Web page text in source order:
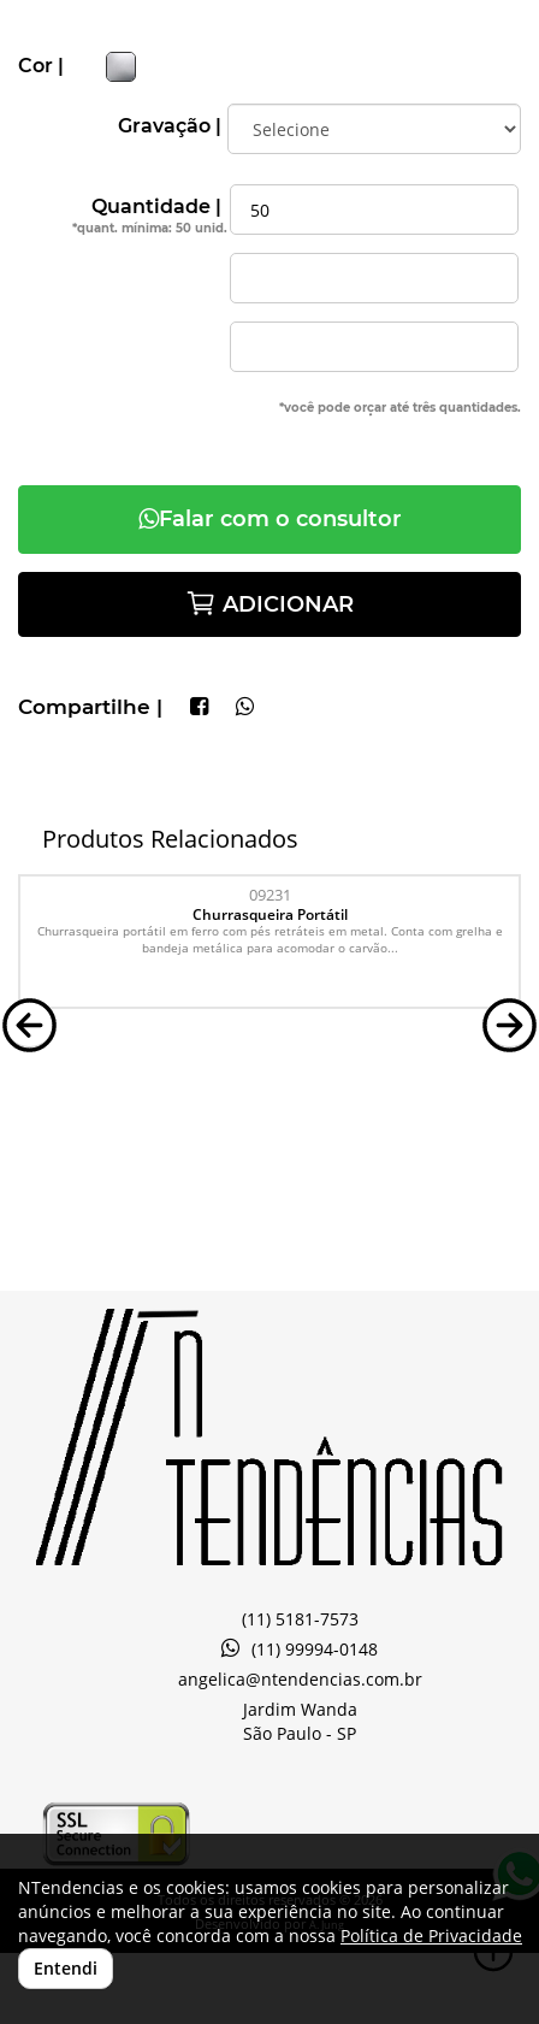
Cor |
Gravação |
Quantidade |
*quant. mínima: 50 unid.
*você pode orçar até três quantidades.
Falar com o consultor
ADICIONAR
Compartilhe |
Produtos Relacionados
09231
Churrasqueira Portátil
Churrasqueira portátil em ferro com pés retráteis em metal. Conta com grelha e
bandeja metálica para acomodar o carvão...
(11) 5181-7573
(11) 99994-0148
angelica@ntendencias.com.br
Jardim Wanda
São Paulo - SP
Todos os direitos reservados © 2026
Desenvolvido porA. Jung
NTendencias e os cookies: usamos cookies para personalizar
anúncios e melhorar a sua experiência no site. Ao continuar
navegando, você concorda com a nossaPolítica de Privacidade
Entendi